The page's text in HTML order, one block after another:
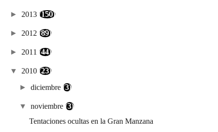
► 2013 (150)
► 2012 (89)
► 2011 (44)
▼ 2010 (23)
►diciembre(3)
▼noviembre(3)
Tentaciones ocultas en la Gran Manzana